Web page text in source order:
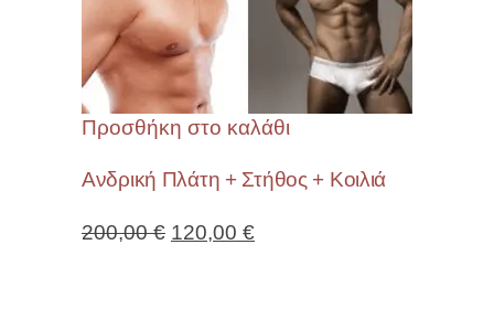
Προσθήκη στο καλάθι
Ανδρική Πλάτη + Στήθος + Κοιλιά
200,00€ 120,00 €